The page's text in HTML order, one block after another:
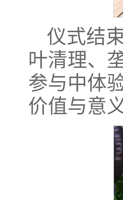
仪式结
叶清理、
参与中体
价值与意